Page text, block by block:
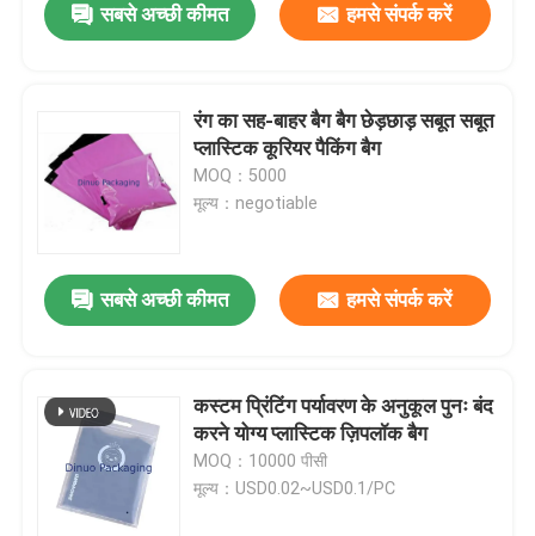
सबसे अच्छी कीमत हमसे संपर्क करें
रंग का सह-बाहर बैग बैग छेड़छाड़ सबूत सबूत
प्लास्टिक कूरियर पैकिंग बैग
MOQ：5000
मूल्य：negotiable
सबसे अच्छी कीमत हमसे संपर्क करें
कस्टम प्रिंटिंग पर्यावरण के अनुकूल पुनः बंद
करने योग्य प्लास्टिक ज़िपलॉक बैग
MOQ：10000 पीसी
मूल्य：USD0.02~USD0.1/PC